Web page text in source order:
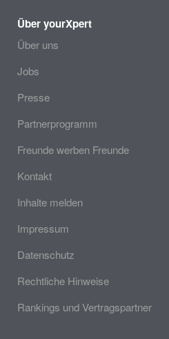
Über yourXpert
Über uns
Jobs
Presse
Partnerprogramm
Freunde werben Freunde
Kontakt
Inhalte melden
Impressum
Datenschutz
Rechtliche Hinweise
Rankings und Vertragspartner